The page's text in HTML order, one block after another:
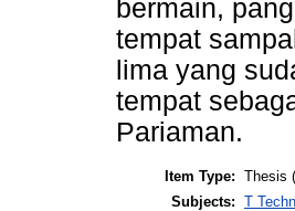
bermain,
tempat
lima yang
tempat
Pariaman.
Item Type: Thesis
Subjects: T